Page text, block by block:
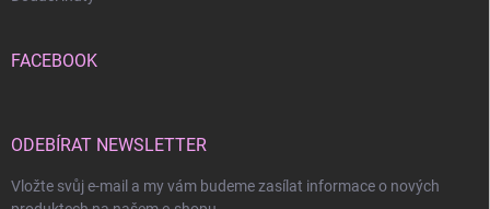
FACEBOOK
ODEBÍRAT NEWSLETTER
Vložte svůj e-mail a my vám budeme zasílat informace o nových